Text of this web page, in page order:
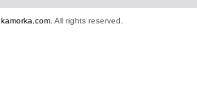
kamorka.com. All rights reserved.